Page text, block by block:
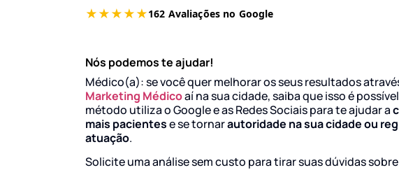
Nós podemos te ajudar!
Médico(a): se você quer melhorar os seus resultados
Marketing Médicoaí na sua cidade, saiba que isso é
método utiliza o Google e as Redes Sociais para te ajudar a
mais pacientese se tornarautoridade na sua cidade ou
atuação.
Solicite uma análise sem custo para tirar suas dúvidas